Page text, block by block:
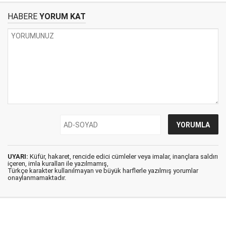
HABERE YORUM KAT
UYARI: Küfür, hakaret, rencide edici cümleler veya imalar, inançlara saldırı
içeren, imla kuralları ile yazılmamış,
Türkçe karakter kullanılmayan ve büyük harflerle yazılmış yorumlar
onaylanmamaktadır.